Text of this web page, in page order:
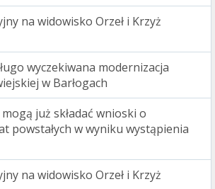
na widowisko Orzeł i Krzyż
wyczekiwana modernizacja
w Barłogach
już składać wnioski o
powstałych w wyniku wystąpienia
na widowisko Orzeł i Krzyż